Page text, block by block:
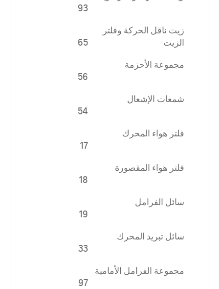
93
زيت ناقل الحركة وفلتر
الزيت
65
مجموعة الأحزمة
56
شمعات الإشعال
54
فلتر هواء المحرك
17
فلتر هواء المقصورة
18
سائل الفرامل
19
سائل تبريد المحرك
33
مجموعة الفرامل الأمامية
97